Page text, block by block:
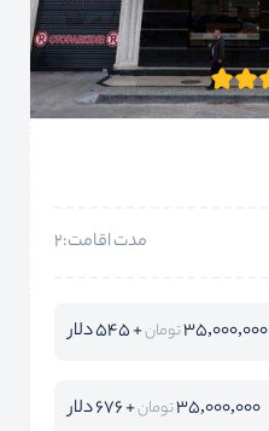
مدت اقامت:2
35,000,000تومان+ 545 دلار
35,000,000تومان+ 676 دلار